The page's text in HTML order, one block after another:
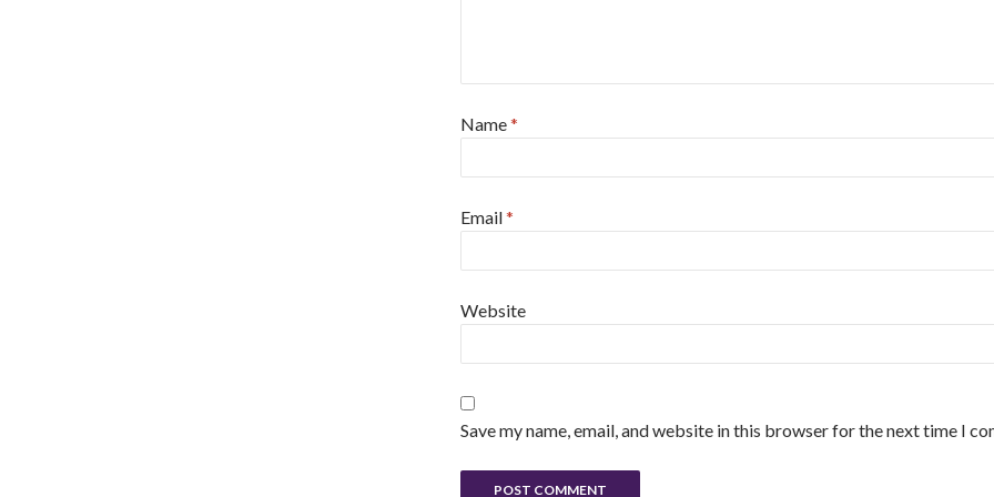
Name*
Email*
Website
Save my name, email, and website in this browser for the next time I